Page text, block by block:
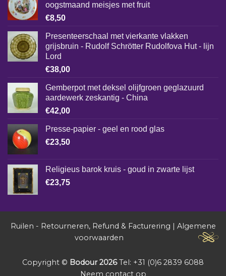
oogstmaand meisjes met fruit
€8,50
Presenteerschaal met vierkante vlakken
grijsbruin - Rudolf Schrötter Rudolfova Hut - lijn
Lord
€38,00
Gemberpot met deksel olijfgroen geglazuurd
aardewerk zeskantig - China
€42,00
Presse-papier - geel en rood glas
€23,50
Religieus barok kruis - goud in zwarte lijst
€23,75
Ruilen - Retourneren, Refund & Facturering | Algemene
voorwaarden
Copyright © Bodour 2026Tel: +31 (0)6 2839 6088
Neem contact op